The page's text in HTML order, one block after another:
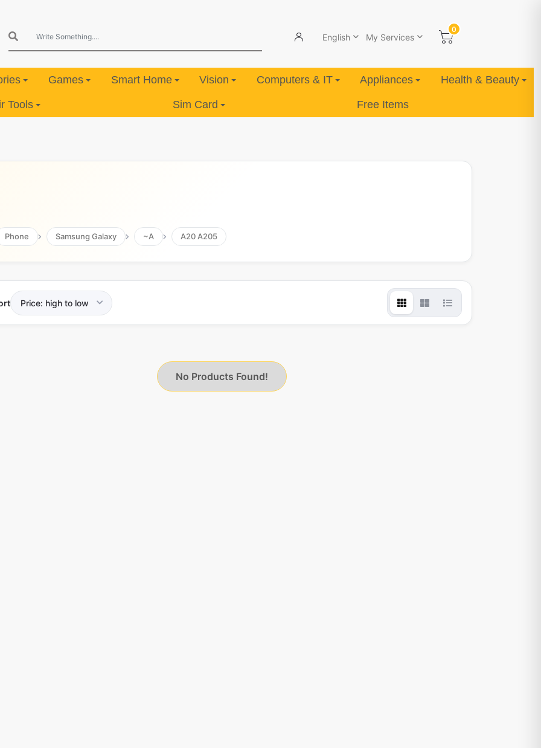
English My Services
0
Games Smart Home Vision Computers & IT Appliances Health & Beauty
Tools Sim Card Free Items
Phone Samsung Galaxy ~A A20 A205
No Products Found!